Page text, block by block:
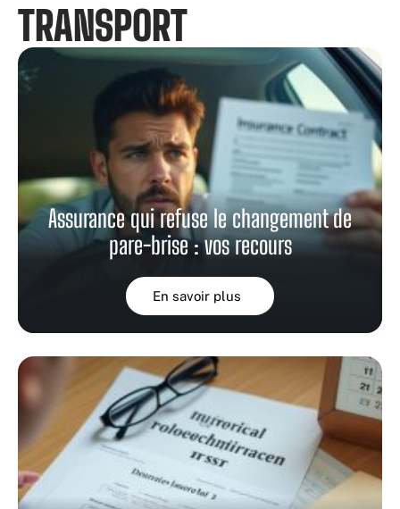
TRANSPORT
Assurance qui refuse le changement de
pare-brise : vos recours
En savoir plus